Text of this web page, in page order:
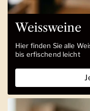
Weissweine
Hier finden Sie alle
bis erfischend leicht